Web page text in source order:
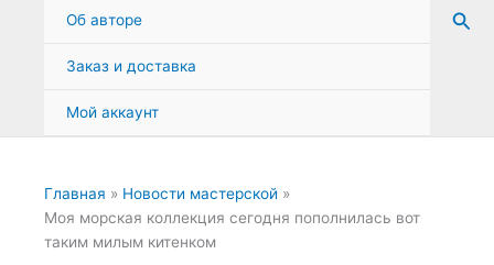
Об авторе
Заказ и доставка
Мой аккаунт
Главная
Новости мастерской
Моя морская коллекция сегодня пополнилась вот
таким милым китенком